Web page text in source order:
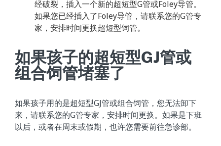
经破裂，插入一个新的超短型G管或Foley导管。
如果您已经插入了Foley导管，请联系您的G管专
家，安排时间更换超短型饲管。
如果孩子的超短型GJ管或
组合饲管堵塞了
如果孩子用的是超短型GJ管或组合饲管，您无法卸下
来，请联系您的G管专家，安排时间更换。如果是下班
以后，或者在周末或假期，也许您需要前往急诊部。